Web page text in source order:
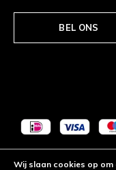
BEL ONS
Wij slaan cookies op